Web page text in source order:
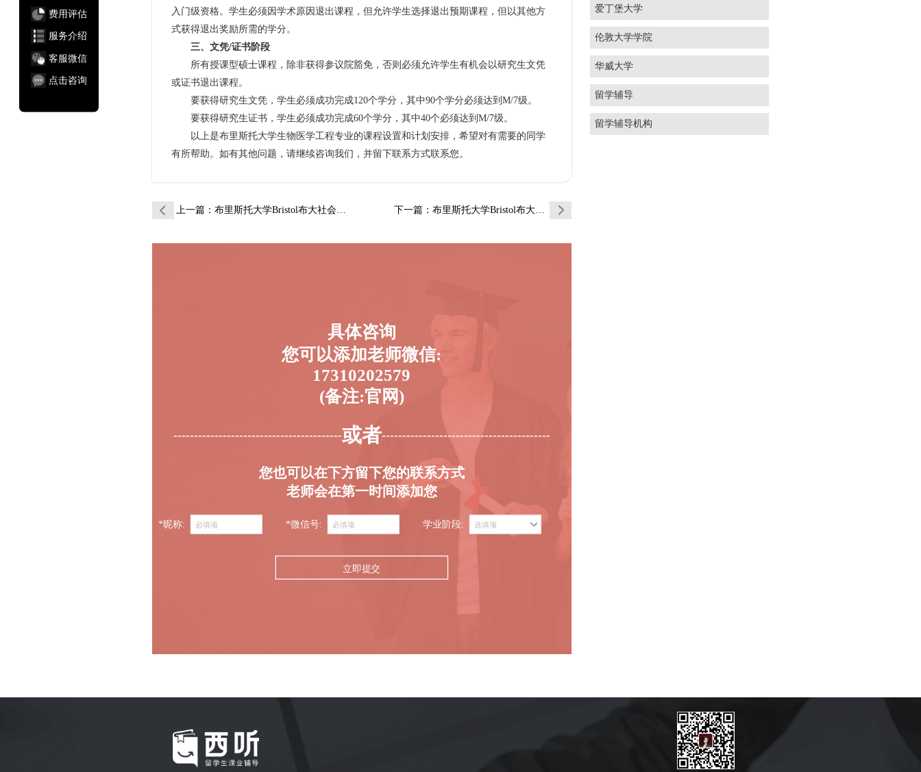
入门级资格。学生必须因学术原因退出课程，但允许学生选择退出预期课程，但以其他方
式获得退出奖励所需的学分。
三、文凭/证书阶段
所有授课型硕士课程，除非获得参议院豁免，否则必须允许学生有机会以研究生文凭
或证书退出课程。
要获得研究生文凭，学生必须成功完成120个学分，其中90个学分必须达到M/7级。
要获得研究生证书，学生必须成功完成60个学分，其中40个必须达到M/7级。
以上是布里斯托大学生物医学工程专业的课程设置和计划安排，希望对有需要的同学
有所帮助。如有其他问题，请继续咨询我们，并留下联系方式联系您。
上一篇：布里斯托大学Bristol布大社会学辅导… 下一篇 ：布里斯托大学Bristol布大兽医辅导补…
具体咨询
您可以添加老师微信:
17310202579
(备注:官网)
-----------------------------------------或者-----------------------------------------
您也可以在下方留下您的联系方式
老师会在第一时间添加您
*昵称: *微信号: 学业阶段:
立即提交
爱丁堡大学
伦敦大学学院
华威大学
留学辅导
留学辅导机构
费用评估
服务介绍
客服微信
点击咨询